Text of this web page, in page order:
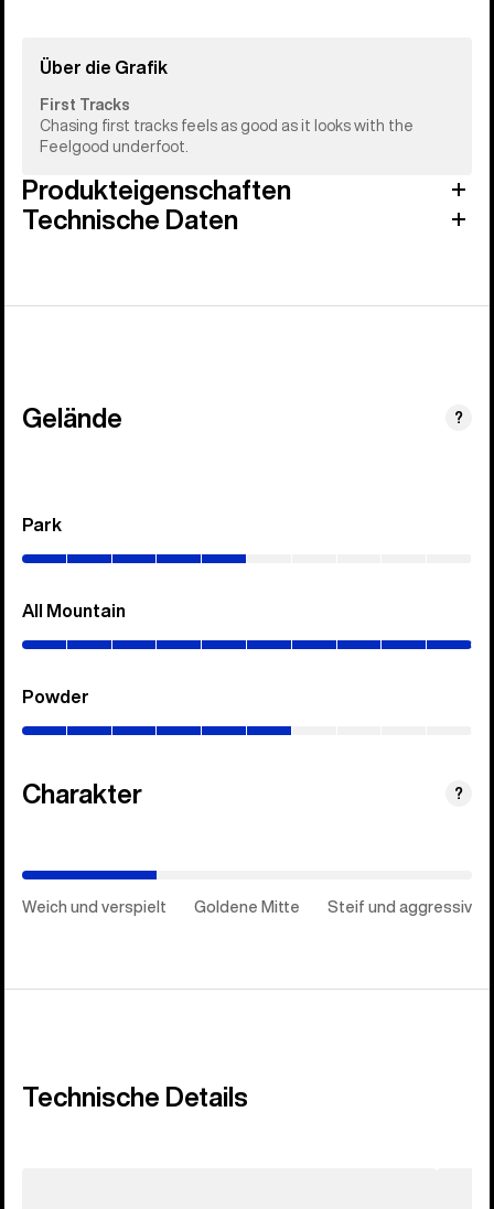
Über die Grafik
First Tracks
Chasing first tracks feels as good as it looks with the
Feelgood underfoot.
Produkteigenschaften
Technische Daten
Gelände ?
Park
All Mountain
Powder
Charakter ?
Weich und verspielt Goldene Mitte Steif und aggressiv
Technische Details